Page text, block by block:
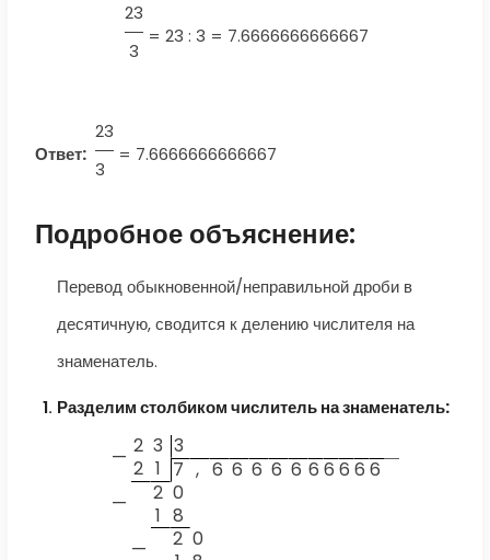
23
3
= 23 : 3 = 7.6666666666667
Ответ:
23
3
= 7.6666666666667
Подробное объяснение:
Перевод обыкновенной/неправильной дроби в
десятичную, сводится к делению числителя на
знаменатель.
Разделим столбиком числитель на знаменатель:
— 2 3 3
2 1 7 , 6 6 6 6 6 6 6 6 6 6
—
2 0
1 8
—
2 0